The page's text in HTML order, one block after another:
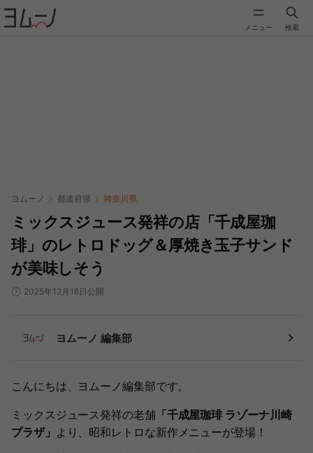
メニュー 検索
ヨムーノ 都道府県 神奈川県
ミックスジュース発祥の店「千成屋珈
琲」のレトロドッグ＆厚焼き玉子サンド
が美味しそう
2025年12月18日公開
ヨムーノ 編集部
こんにちは、ヨムーノ編集部です。
ミックスジュース発祥の老舗 「千成屋珈琲 ラゾーナ川崎
プラザ」 より、昭和レトロな新作メニューが登場！